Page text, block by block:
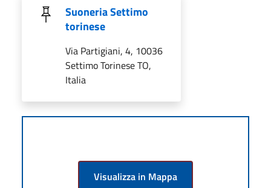
Suoneria Settimo
torinese
Via Partigiani, 4, 10036
Settimo Torinese TO,
Italia
Visualizza in Mappa